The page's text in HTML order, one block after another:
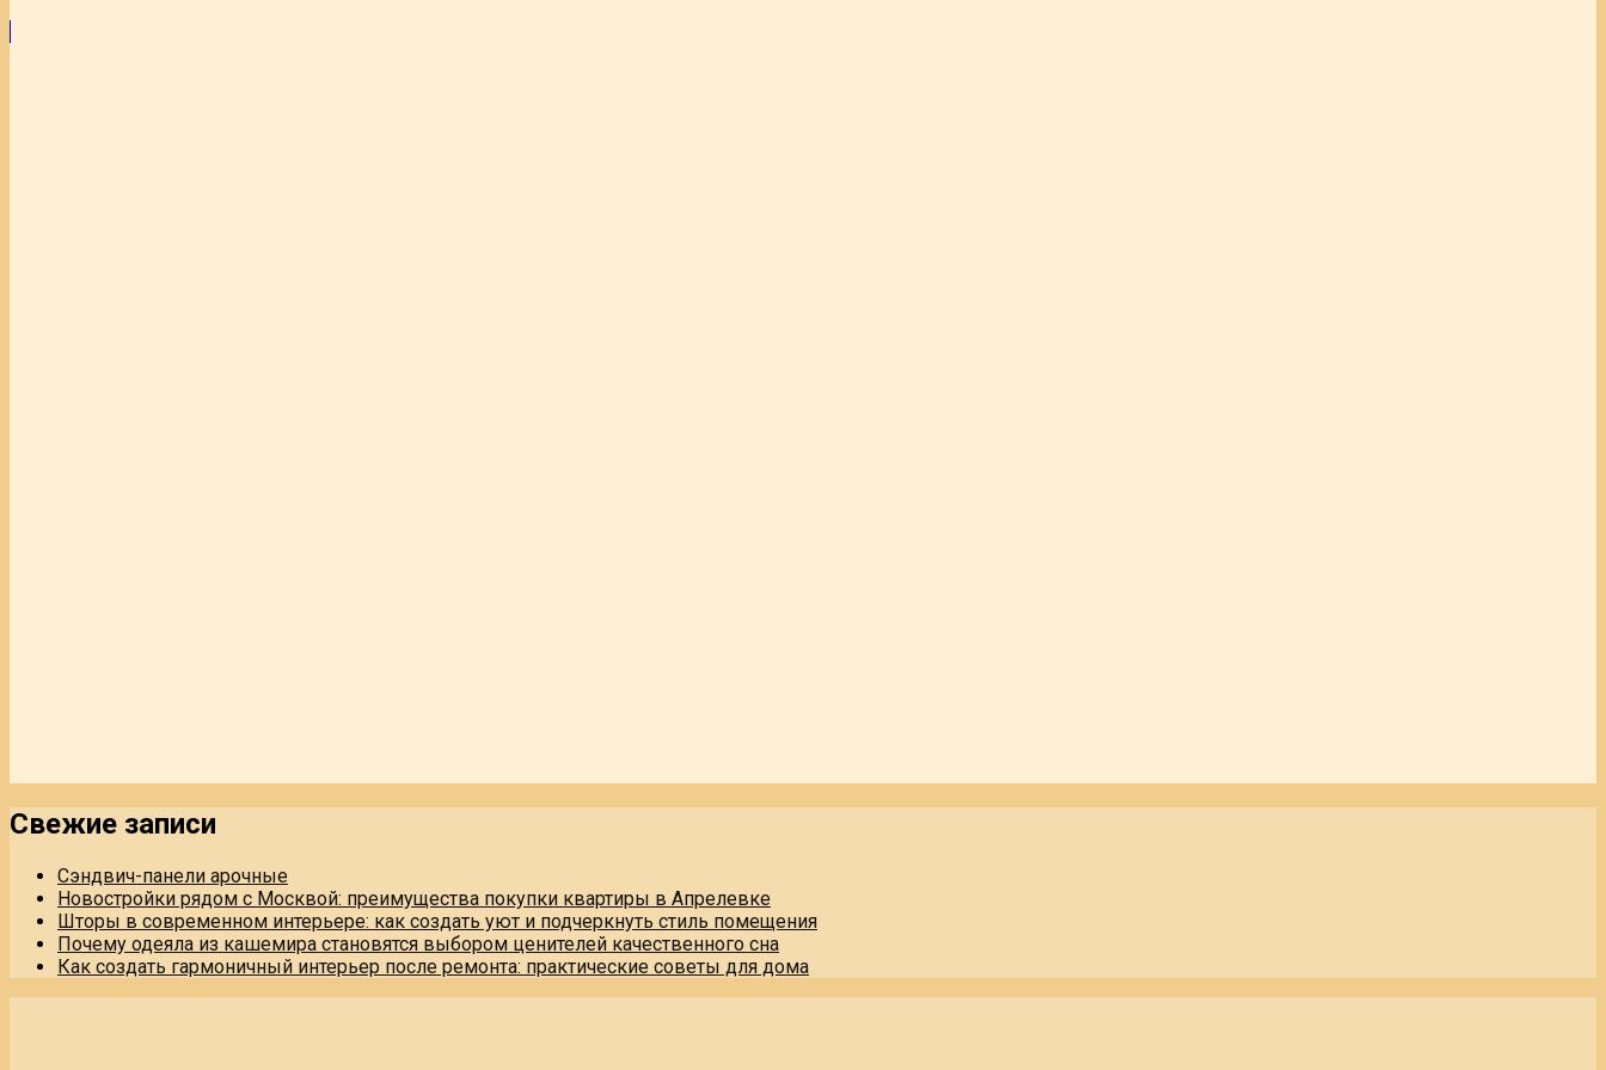
Свежие записи
Сэндвич-панели арочные
Новостройки рядом с Москвой: преимущества покупки квартиры в Апрелевке
Шторы в современном интерьере: как создать уют и подчеркнуть стиль помещения
Почему одеяла из кашемира становятся выбором ценителей качественного сна
Как создать гармоничный интерьер после ремонта: практические советы для дома